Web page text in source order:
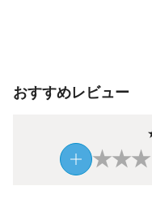
おすすめレビュー
★★★